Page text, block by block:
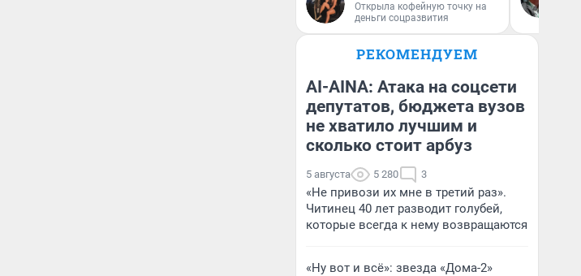
Открыла кофейную точку на
деньги соцразвития
РЕКОМЕНДУЕМ
AI-AINA: Атака на соцсети
депутатов, бюджета вузов
не хватило лучшим и
сколько стоит арбуз
5 августа 5 280 3
«Не привози их мне в третий раз».
Читинец 40 лет разводит голубей,
которые всегда к нему возвращаются
«Ну вот и всё»: звезда «Дома-2»